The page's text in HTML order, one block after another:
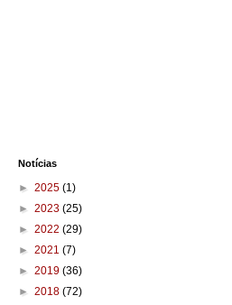
Notícias
► 2025 (1)
► 2023 (25)
► 2022 (29)
► 2021 (7)
► 2019 (36)
► 2018 (72)